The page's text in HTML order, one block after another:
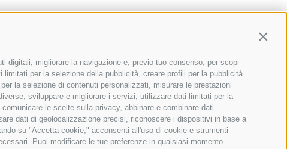
digitali, migliorare la navigazione e, previo tuo consenso, per scopi
per la selezione della pubblicità, creare profili per la pubblicità
la selezione di contenuti personalizzati, misurare le prestazioni
sviluppare e migliorare i servizi, utilizzare dati limitati per la
le scelte sulla privacy, abbinare e combinare dati
dati di geolocalizzazione precisi, riconoscere i dispositivi in base a
su "Accetta cookie," acconsenti all'uso di cookie e strumenti
Puoi modificare le tue preferenze in qualsiasi momento